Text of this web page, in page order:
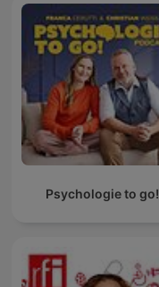
Psychologie to go!